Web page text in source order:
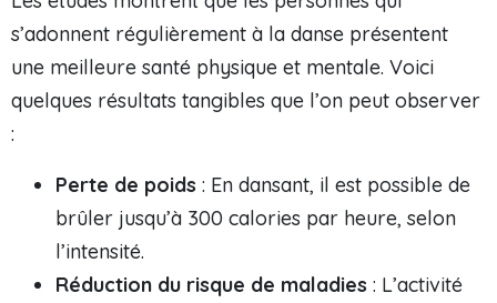
s’adonnent régulièrement à la danse présentent
une meilleure santé physique et mentale. Voici
quelques résultats tangibles que l’on peut observer
:
Perte de poids : En dansant, il est possible de
brûler jusqu’à 300 calories par heure, selon
l’intensité.
Réduction du risque de maladies : L’activité